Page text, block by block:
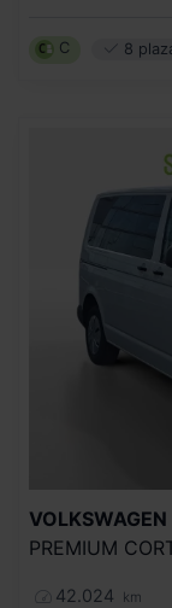
C 8
VOLKSWAGEN
42.024 km